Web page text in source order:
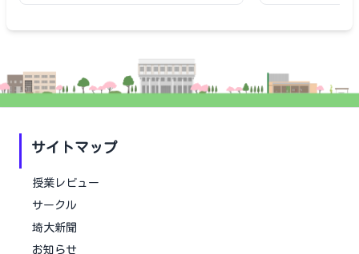
サイトマップ
授業レビュー
サークル
埼大新聞
お知らせ